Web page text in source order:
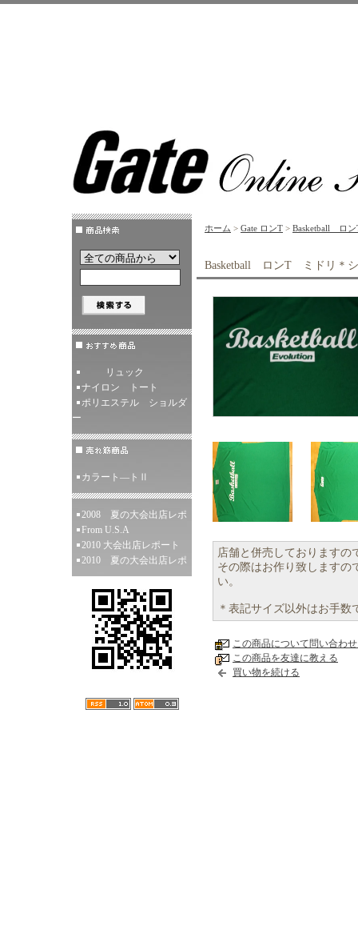
リュック
ナイロン トート
ポリエステル ショルダ
ー
カラート―トⅡ
2008 夏の大会出店レポ
From U.S.A
2010 大会出店レポート
2010 夏の大会出店レポ
ホーム > Gate ロンT > Basketball ロ
Basketball ロンT ミドリ＊
店舗と併売しておりますの
その際はお作り致しますの
い。
＊表記サイズ以外はお手
この商品について問い合わ
この商品を友達に教える
買い物を続ける